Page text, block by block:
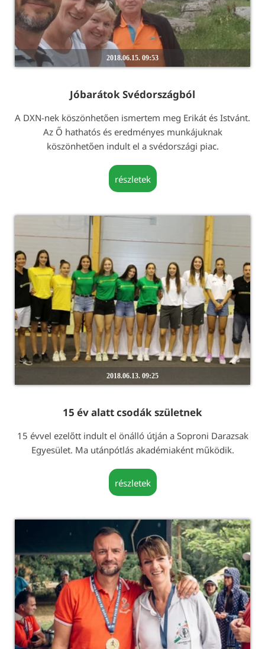
2018.06.15. 09:53
Jóbarátok Svédországból
A DXN-nek köszönhetően ismertem meg Erikát és Istvánt.
Az Ő hathatós és eredményes munkájuknak
köszönhetően indult el a svédországi piac.
részletek
2018.06.13. 09:25
15 év alatt csodák születnek
15 évvel ezelőtt indult el önálló útján a Soproni Darazsak
Egyesület. Ma utánpótlás akadémiaként működik.
részletek